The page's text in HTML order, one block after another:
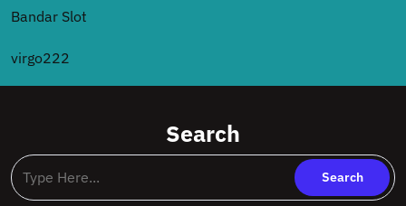
Bandar Slot
virgo222
Search